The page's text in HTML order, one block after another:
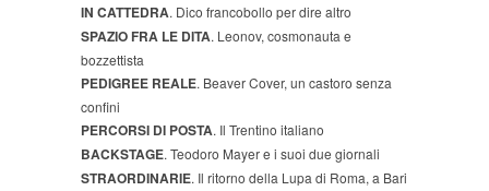
IN CATTEDRA. Dico francobollo per dire altro
SPAZIO FRA LE DITA. Leonov, cosmonauta e
bozzettista
PEDIGREE REALE. Beaver Cover, un castoro senza
confini
PERCORSI DI POSTA. Il Trentino italiano
BACKSTAGE. Teodoro Mayer e i suoi due giornali
STRAORDINARIE. Il ritorno della Lupa di Roma, a Bari